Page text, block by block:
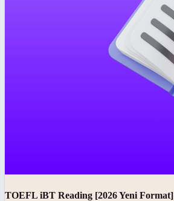
TOEFL iBT Reading [2026 Yeni Format]